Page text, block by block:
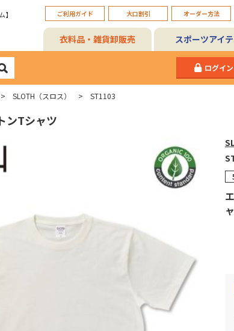
ご利用ガイド 大口割引 オーダー方法
衣料品・雑貨卸販売 スポーツアイ
ログイン
SLOTH（スロス） ST1103
ンTシャツ